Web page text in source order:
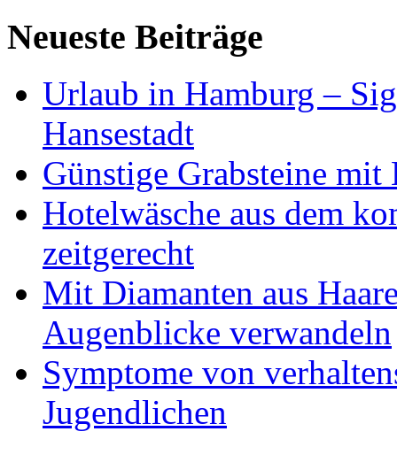
Neueste Beiträge
Urlaub in Hamburg –
Hansestadt
Günstige Grabsteine mit
Hotelwäsche aus dem
zeitgerecht
Mit Diamanten aus
Augenblicke verwandeln
Symptome von
Jugendlichen